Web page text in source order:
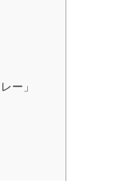
ー」